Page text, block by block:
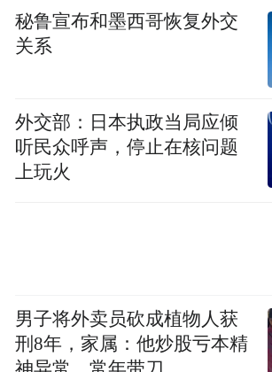
业，相当符合A社的一贯风格。
秘鲁宣布和墨西哥恢复外交
关系
外交部：日本执政当局应倾
听民众呼声，停止在核问题
上玩火
男子将外卖员砍成植物人获
刑8年，家属：他炒股亏本精